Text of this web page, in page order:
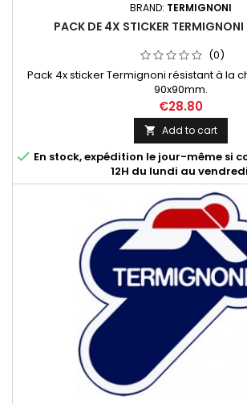
BRAND: TERMIGNONI
PACK DE 4X STICKER
(0)
Pack 4x sticker Termignoni résistant à la
90x90mm.
€28.80
 Add to cart
 En stock, expédition le jour-même si
12H du lundi au